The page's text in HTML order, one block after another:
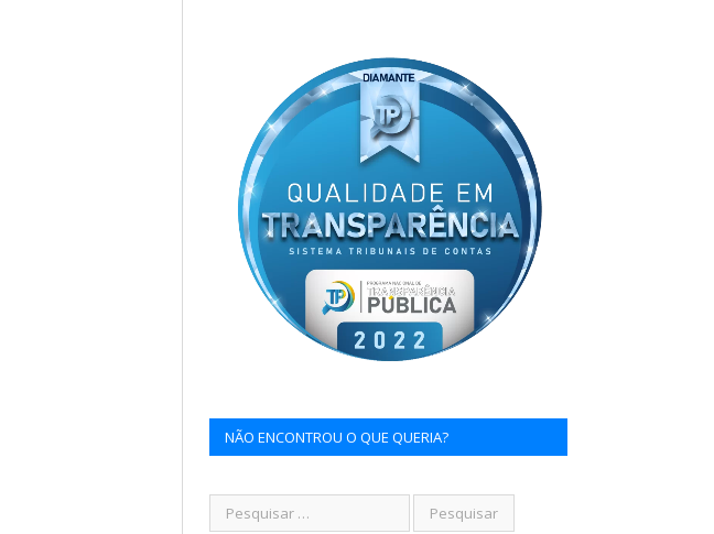
NÃO ENCONTROU O QUE QUERIA?